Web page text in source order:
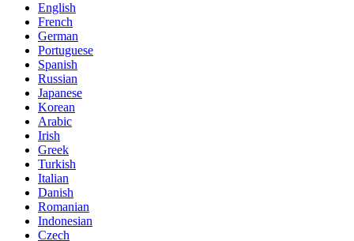
English
French
German
Portuguese
Spanish
Russian
Japanese
Korean
Arabic
Irish
Greek
Turkish
Italian
Danish
Romanian
Indonesian
Czech